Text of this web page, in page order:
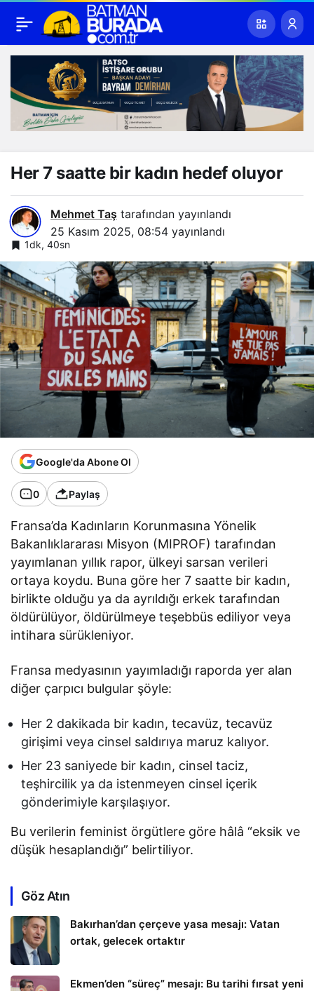
Her 7 saatte bir kadın hedef oluyor
Mehmet Taş tarafından yayınlandı
25 Kasım 2025, 08:54 yayınlandı
1dk, 40sn
Google'da Abone Ol
0 Paylaş
Fransa’da Kadınların Korunmasına Yönelik
Bakanlıklararası Misyon (MIPROF) tarafından
yayımlanan yıllık rapor, ülkeyi sarsan verileri
ortaya koydu. Buna göre her 7 saatte bir kadın,
birlikte olduğu ya da ayrıldığı erkek tarafından
öldürülüyor, öldürülmeye teşebbüs ediliyor veya
intihara sürükleniyor.
Fransa medyasının yayımladığı raporda yer alan
diğer çarpıcı bulgular şöyle:
Her 2 dakikada bir kadın, tecavüz, tecavüz
girişimi veya cinsel saldırıya maruz kalıyor.
Her 23 saniyede bir kadın, cinsel taciz,
teşhircilik ya da istenmeyen cinsel içerik
gönderimiyle karşılaşıyor.
Bu verilerin feminist örgütlere göre hâlâ “eksik ve
düşük hesaplandığı” belirtiliyor.
Göz Atın
Bakırhan’dan çerçeve yasa mesajı: Vatan
ortak, gelecek ortaktır
Ekmen’den “süreç” mesajı: Bu tarihi fırsat yeni